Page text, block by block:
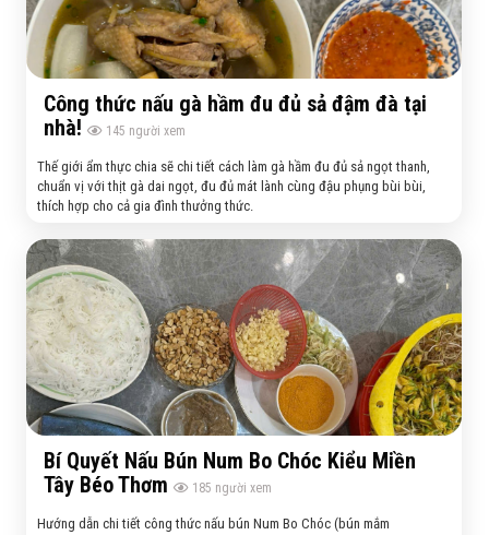
Công thức nấu gà hầm đu đủ sả đậm đà tại
nhà!
145 người xem
Thế giới ẩm thực chia sẽ chi tiết cách làm gà hầm đu đủ sả ngọt thanh,
chuẩn vị với thịt gà dai ngọt, đu đủ mát lành cùng đậu phụng bùi bùi,
thích hợp cho cả gia đình thưởng thức.
Bí Quyết Nấu Bún Num Bo Chóc Kiểu Miền
Tây Béo Thơm
185 người xem
Hướng dẫn chi tiết công thức nấu bún Num Bo Chóc (bún mắm